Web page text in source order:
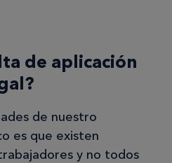
de aplicación
de nuestro
es que existen
y no todos